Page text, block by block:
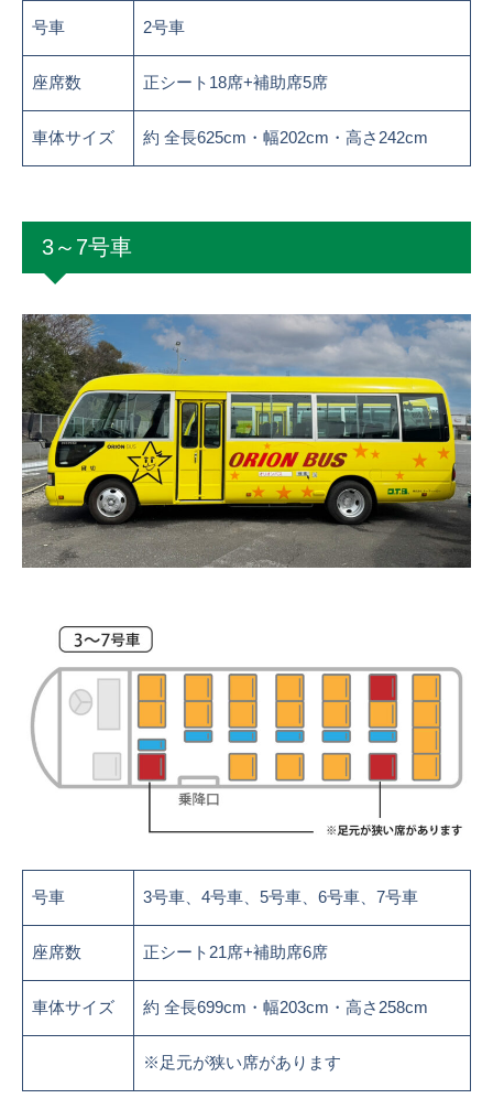
号車 2号車
座席数 正シート18席+補助席5席
車体サイズ 約 全長625cm・幅202cm・高さ242cm
3～7号車
号車 3号車、4号車、5号車、6号車、7号車
座席数 正シート21席+補助席6席
車体サイズ 約 全長699cm・幅203cm・高さ258cm
※足元が狭い席があります